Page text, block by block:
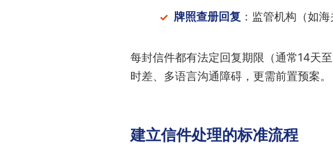
牌照查册回复 ：监管机构（如
每封信件都有法定回复期限（通常14天
时差、多语言沟通障碍，更需前置预案。
建立信件处理的标准流程